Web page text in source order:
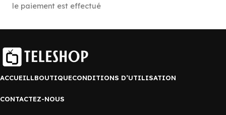
le paiement est effectué
ACCUEILLBOUTIQUECONDITIONS D’UTILISATION
CONTACTEZ-NOUS